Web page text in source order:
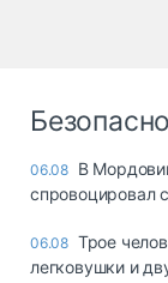
06.08 В
спровоцировал
06.08 Трое
легковушки и